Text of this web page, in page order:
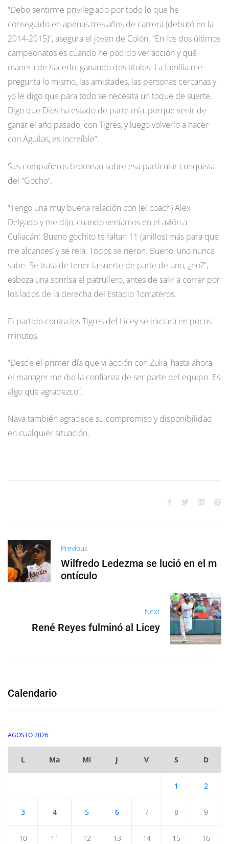
“Debo sentirme privilegiado por todo lo que he
conseguido en apenas tres años de carrera (debutó en la
2014-2015)”, asegura el joven de Colón. “En los dos últimos
campeonatos es cuando he podido ver acción y qué
manera de hacerlo, ganando dos títulos. La familia me
pregunta lo mismo, las amistades, las personas cercanas y
yo le digo que para todo se necesita un toque de suerte.
Digo que Dios ha estado de parte mía, porque venir de
ganar el año pasado, con Tigres, y luego volverlo a hacer
con Águilas, es increíble”.
Sus compañeros bromean sobre esa particular conquista
del “Gocho”.
“Tengo una muy buena relación con (el coach) Alex
Delgado y me dijo, cuando veníamos en el avión a
Culiacán: ‘Bueno gochito te faltan 11 (anillos) más para que
me alcances’ y se reía. Todos se rieron. Bueno, uno nunca
sabe. Se trata de tener la suerte de parte de uno, ¿no?”,
esboza una sonrisa el patrullero, antes de salir a correr por
los lados de la derecha del Estadio Tomateros.
El partido contra los Tigres del Licey se iniciará en pocos
minutos.
“Desde el primer día que vi acción con Zulia, hasta ahora,
el manager me dio la confianza de ser parte del equipo. Es
algo que agradezco”.
Nava también agradece su compromiso y disponibilidad
en cualquier situación.
Previous
Wilfredo Ledezma se lució en el m
ontículo
Next
René Reyes fulminó al Licey
Calendario
AGOSTO 2026
L Ma Mi J V S D
1 2
3 4 5 6 7 8 9
10 11 12 13 14 15 16